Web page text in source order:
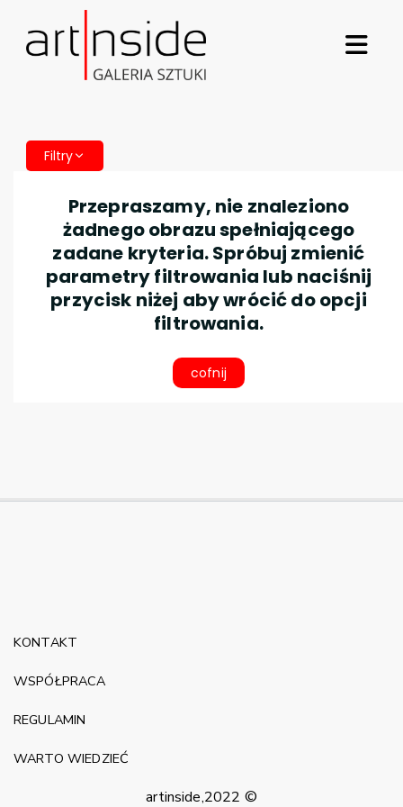
Filtry
Przepraszamy, nie znaleziono
żadnego obrazu spełniającego
zadane kryteria. Spróbuj zmienić
parametry filtrowania lub naciśnij
przycisk niżej aby wrócić do opcji
filtrowania.
cofnij
artinside,2022 ©
KONTAKT
WSPÓŁPRACA
REGULAMIN
WARTO WIEDZIEĆ